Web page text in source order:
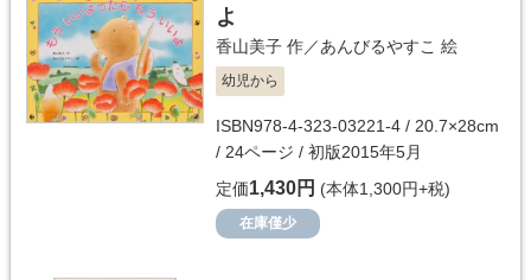
よ
香山美子 作／あんびるやすこ 絵
幼児から
ISBN978-4-323-03221-4 / 20.7×28cm
/ 24ページ / 初版2015年5月
定価1,430円 (本体1,300円+税)
在庫僅少